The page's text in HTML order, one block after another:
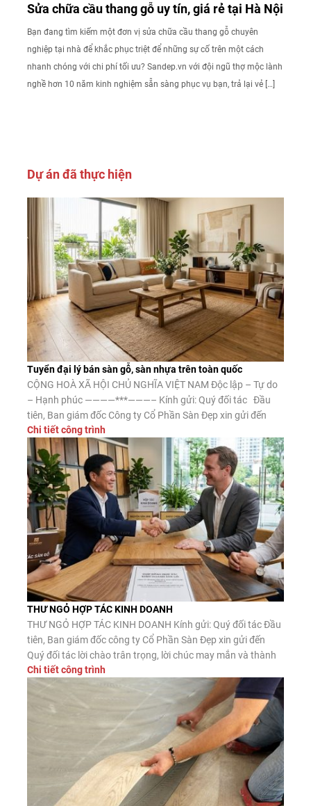
Sửa chữa cầu thang gỗ uy tín, giá rẻ tại Hà Nội
Bạn đang tìm kiếm một đơn vị sửa chữa cầu thang gỗ chuyên
nghiệp tại nhà để khắc phục triệt để những sự cố trên một cách
nhanh chóng với chi phí tối ưu? Sandep.vn với đội ngũ thợ mộc lành
nghề hơn 10 năm kinh nghiệm sẵn sàng phục vụ bạn, trả lại vẻ […]
Dự án đã thực hiện
Tuyển đại lý bán sàn gỗ, sàn nhựa trên toàn quốc
CỘNG HOÀ XÃ HỘI CHỦ NGHĨA VIỆT NAM Độc lập – Tự do
– Hạnh phúc ————***———– Kính gửi: Quý đối tác Đầu
tiên, Ban giám đốc Công ty Cổ Phần Sàn Đẹp xin gửi đến
Quý đối tác lời chào trân trọng, lời chúc may mắn và thành
công. Công ty CP Sàn […]
Chi tiết công trình
THƯ NGỎ HỢP TÁC KINH DOANH
THƯ NGỎ HỢP TÁC KINH DOANH Kính gửi: Quý đối tác Đầu
tiên, Ban giám đốc công ty Cổ Phần Sàn Đẹp xin gửi đến
Quý đối tác lời chào trân trọng, lời chúc may mắn và thành
công. Công ty CP Sàn Đẹp là đơn vị nhập khẩu, phân phối
sàn gỗ công nghiệp, […]
Chi tiết công trình